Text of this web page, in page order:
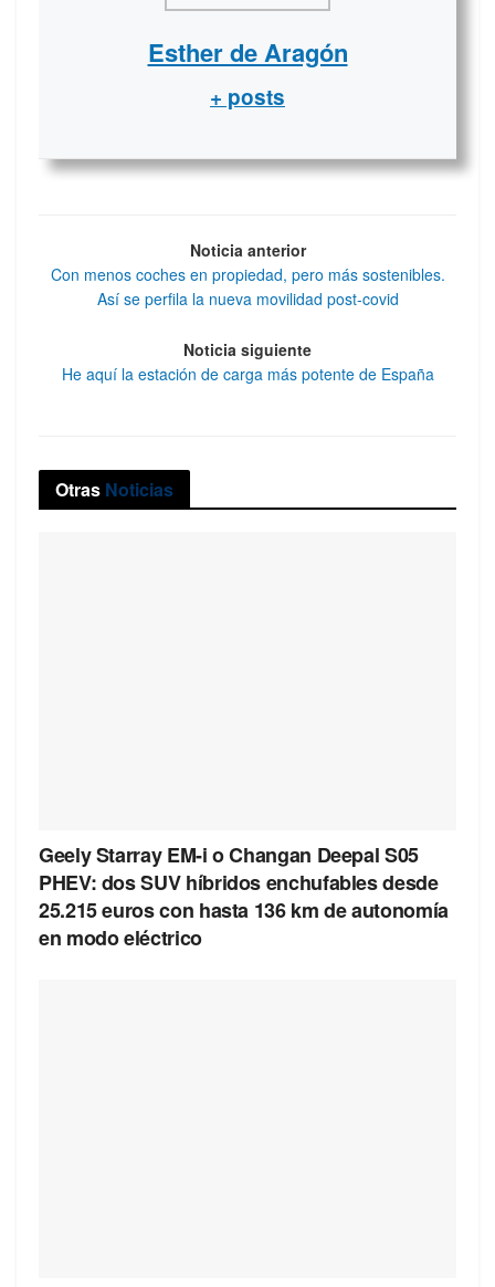
Esther de Aragón
+ posts
Noticia anterior
Con menos coches en propiedad, pero más sostenibles.
Así se perfila la nueva movilidad post-covid
Noticia siguiente
He aquí la estación de carga más potente de España
Otras Noticias
Geely Starray EM-i o Changan Deepal S05
PHEV: dos SUV híbridos enchufables desde
25.215 euros con hasta 136 km de autonomía
en modo eléctrico